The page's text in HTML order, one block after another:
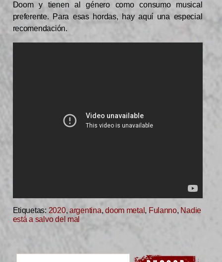
Doom y tienen al género como consumo musical
preferente. Para esas hordas, hay aquí una especial
recomendación.
Etiquetas: 2020, argentina,doom metal , Fulanno, Nadie
está a salvo del mal